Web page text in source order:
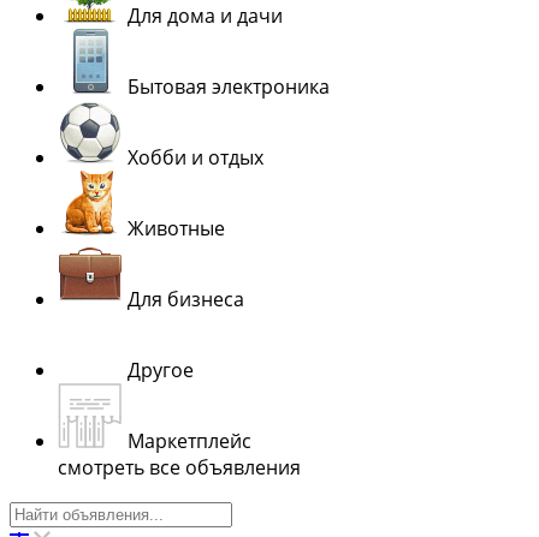
Для дома и дачи
Бытовая электроника
Хобби и отдых
Животные
Для бизнеса
Другое
Маркетплейс
смотреть все объявления